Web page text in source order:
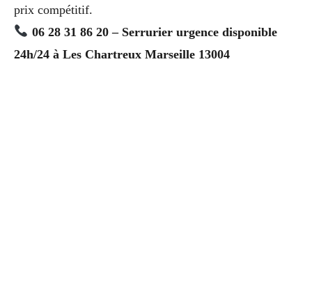
prix compétitif.
06 28 31 86 20 – Serrurier urgence disponible
24h/24 à Les Chartreux Marseille 13004